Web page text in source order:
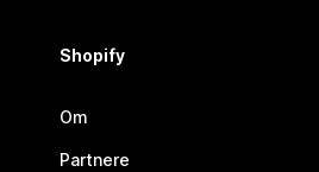
Shopify
Om
Partnere